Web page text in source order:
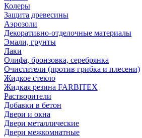
Колеры
Защита древесины
Аэрозоли
Декоративно-отделочные материалы
Эмали, грунты
Лаки
Олифа, бронзовка, серебрянка
Очистители (против грибка и плесени)
Жидкое стекло
Жидкая резина FARBITEX
Растворители
Добавки в бетон
Двери и окна
Двери металлические
Двери межкомнатные